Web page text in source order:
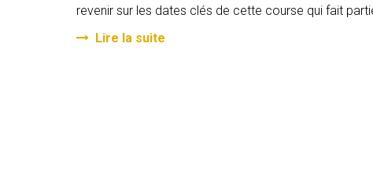
revenir sur les dates clés de cette course qui fait
Lire la suite